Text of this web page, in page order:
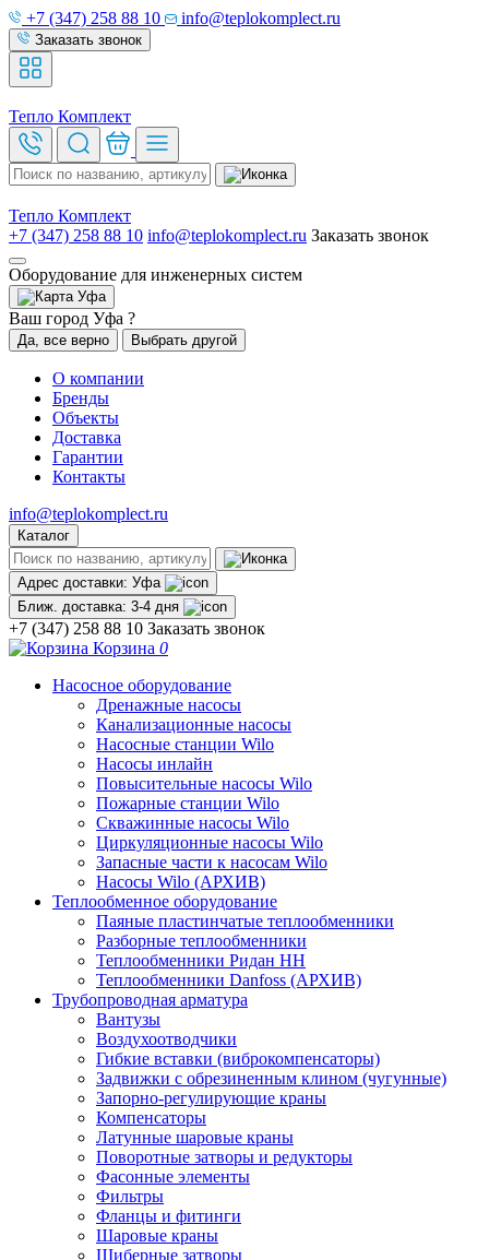
+7 (347) 258 88 10 info@teplokomplect.ru
Заказать звонок
Тепло Комплект
Тепло Комплект
+7 (347) 258 88 10 info@teplokomplect.ru Заказать звонок
Оборудование для инженерных систем
Уфа
Ваш город Уфа ?
Да, все верно Выбрать другой
О компании
Бренды
Объекты
Доставка
Гарантии
Контакты
info@teplokomplect.ru
Каталог
Адрес доставки: Уфа
Ближ. доставка: 3-4 дня
+7 (347) 258 88 10 Заказать звонок
Корзина 0
Насосное оборудование
Дренажные насосы
Канализационные насосы
Насосные станции Wilo
Насосы инлайн
Повысительные насосы Wilo
Пожарные станции Wilo
Скважинные насосы Wilo
Циркуляционные насосы Wilo
Запасные части к насосам Wilo
Насосы Wilo (АРХИВ)
Теплообменное оборудование
Паяные пластинчатые теплообменники
Разборные теплообменники
Теплообменники Ридан НН
Теплообменники Danfoss (АРХИВ)
Трубопроводная арматура
Вантузы
Воздухоотводчики
Гибкие вставки (виброкомпенсаторы)
Задвижки с обрезиненным клином (чугунные)
Запорно-регулирующие краны
Компенсаторы
Латунные шаровые краны
Поворотные затворы и редукторы
Фасонные элементы
Фильтры
Фланцы и фитинги
Шаровые краны
Шиберные затворы